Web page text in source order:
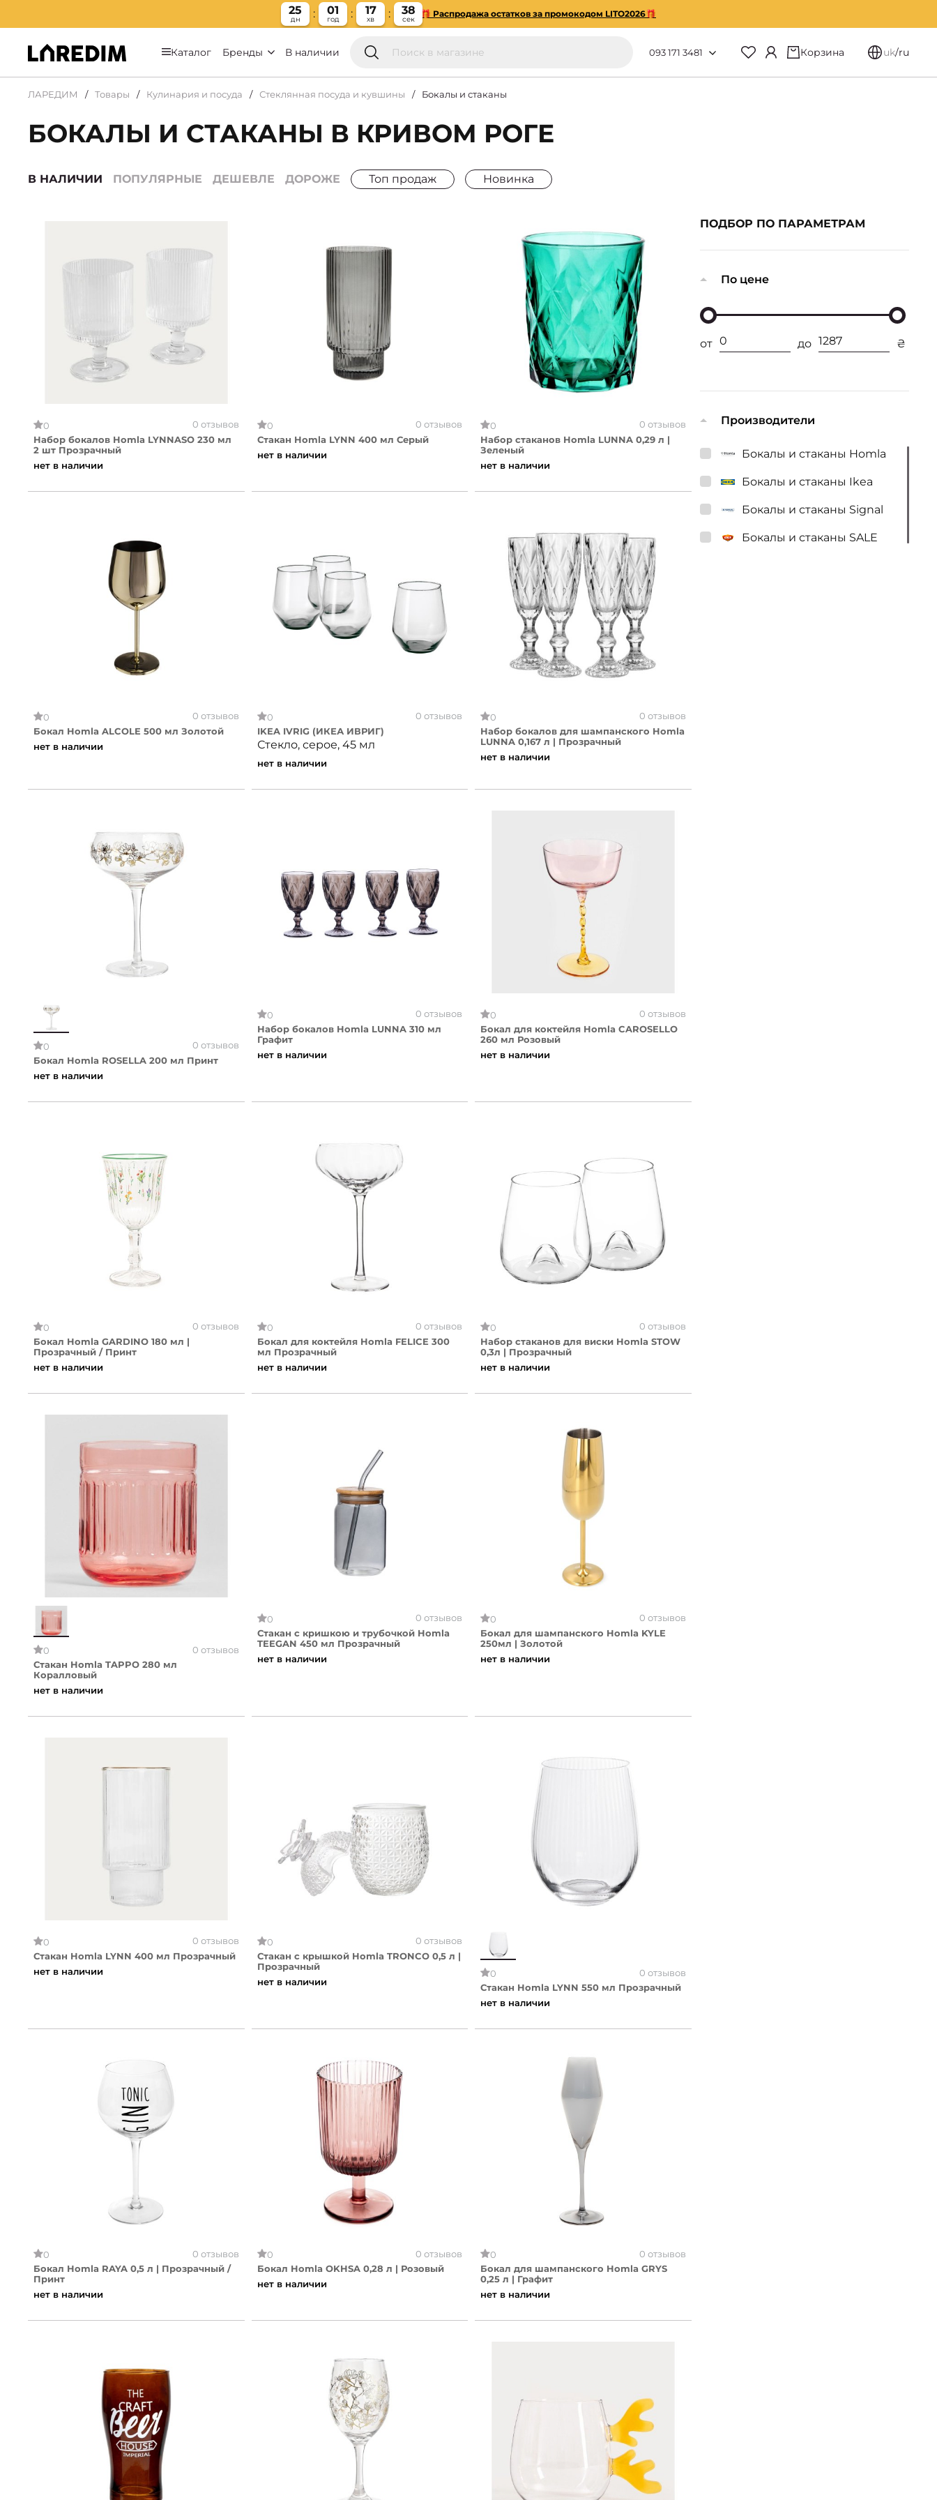
25
дн
01
год
17
хв
37
сек
🎁 Распродажа остатков за промокодом LITO2026🎁
Каталог Бренды В наличии 093 171 3481 Корзина uk/ru
ЛАРЕДИМ Товары Кулинария и посуда Стеклянная посуда и кувшины Бокалы и стаканы
БОКАЛЫ И СТАКАНЫ В КРИВОМ РОГЕ
В НАЛИЧИИ ПОПУЛЯРНЫЕ ДЕШЕВЛЕ ДОРОЖЕ Топ продаж Новинка
0
0 отзывов
Набор бокалов Homla LYNNASO 230 мл
2 шт Прозрачный
нет в наличии
0
0 отзывов
Стакан Homla LYNN 400 мл Серый
нет в наличии
0
0 отзывов
Набор стаканов Homla LUNNA 0,29 л |
Зеленый
нет в наличии
0
0 отзывов
Бокал Homla ALCOLE 500 мл Золотой
нет в наличии
0
0 отзывов
IKEA IVRIG (ИКЕА ИВРИГ)
Стекло, серое, 45 мл
нет в наличии
0
0 отзывов
Набор бокалов для шампанского Homla
LUNNA 0,167 л | Прозрачный
нет в наличии
0
0 отзывов
Бокал Homla ROSELLA 200 мл Принт
нет в наличии
0
0 отзывов
Набор бокалов Homla LUNNA 310 мл
Графит
нет в наличии
0
0 отзывов
Бокал для коктейля Homla CAROSELLO
260 мл Розовый
нет в наличии
0
0 отзывов
Бокал Homla GARDINO 180 мл |
Прозрачный / Принт
нет в наличии
0
0 отзывов
Бокал для коктейля Homla FELICE 300
мл Прозрачный
нет в наличии
0
0 отзывов
Набор стаканов для виски Homla STOW
0,3л | Прозрачный
нет в наличии
0
0 отзывов
Стакан Homla TAPPO 280 мл
Коралловый
нет в наличии
0
0 отзывов
Стакан с кришкою и трубочкой Homla
TEEGAN 450 мл Прозрачный
нет в наличии
0
0 отзывов
Бокал для шампанского Homla KYLE
250мл | Золотой
нет в наличии
0
0 отзывов
Стакан Homla LYNN 400 мл Прозрачный
нет в наличии
0
0 отзывов
Стакан с крышкой Homla TRONCO 0,5 л |
Прозрачный
нет в наличии
0
0 отзывов
Стакан Homla LYNN 550 мл Прозрачный
нет в наличии
0
0 отзывов
Бокал Homla RAYA 0,5 л | Прозрачный /
Принт
нет в наличии
0
0 отзывов
Бокал Homla OKHSA 0,28 л | Розовый
нет в наличии
0
0 отзывов
Бокал для шампанского Homla GRYS
0,25 л | Графит
нет в наличии
ПОДБОР ПО ПАРАМЕТРАМ
По цене
от до ₴
Производители
Бокалы и стаканы Homla
Бокалы и стаканы Ikea
Бокалы и стаканы Signal
Бокалы и стаканы SALE